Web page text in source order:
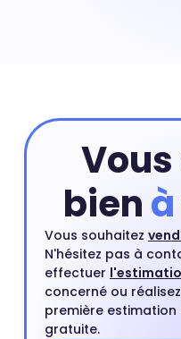
bien
Vous souhaitez
N'hésitez pas à
effectuer
concerné ou
première
gratuite.